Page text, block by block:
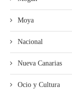
Moya
Nacional
Nueva Canarias
Ocio y Cultura